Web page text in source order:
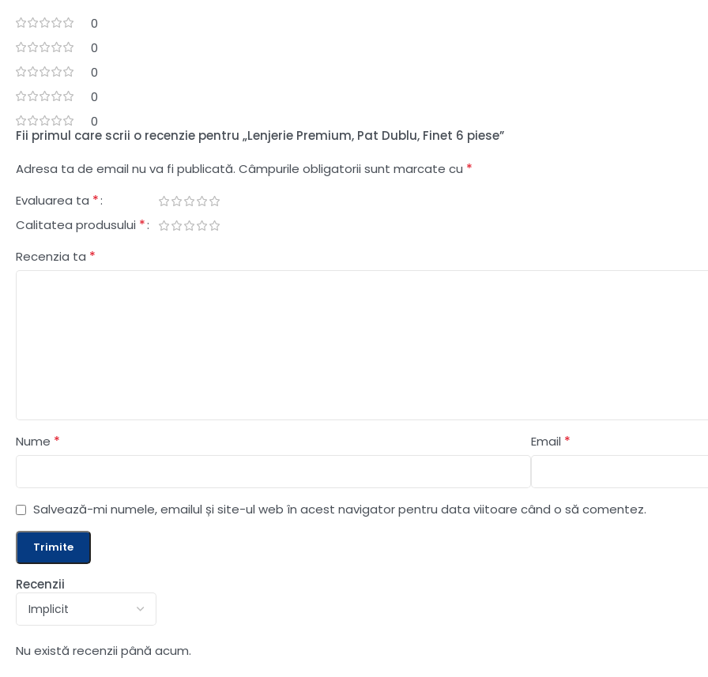
0
0
0
0
0
Recenzii
Nu există recenzii până acum.
Fii primul care scrii o recenzie pentru „Lenjerie Premium, Pat Dublu, Finet 6 piese”
Adresa ta de email nu va fi publicată. Câmpurile obligatorii sunt marcate cu *
Evaluarea ta *
Calitatea produsului *
Recenzia ta *
Nume * Email *
Salvează-mi numele, emailul și site-ul web în acest navigator pentru data viitoare când o să comentez.